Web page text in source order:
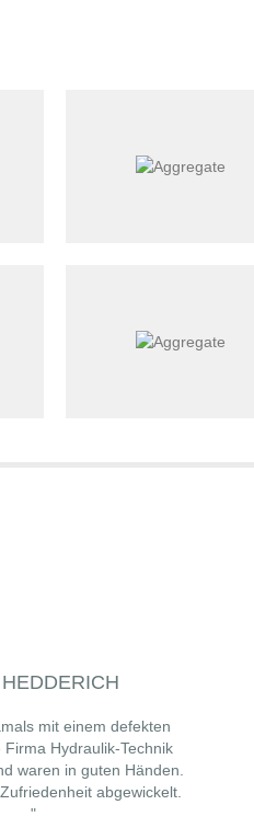
mit einem defekten
Hydraulik-Technik
waren in guten Händen.
abgewickelt.
"